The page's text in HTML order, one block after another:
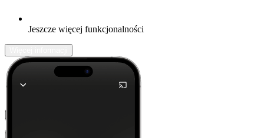
Jeszcze więcej funkcjonalności